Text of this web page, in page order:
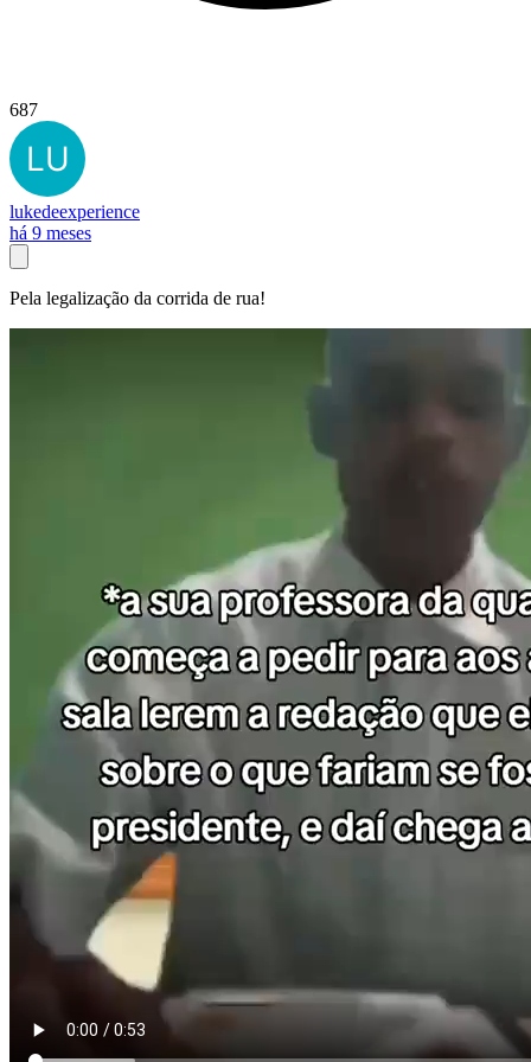
687
lukedeexperience
há 9 meses
Pela legalização da corrida de rua!